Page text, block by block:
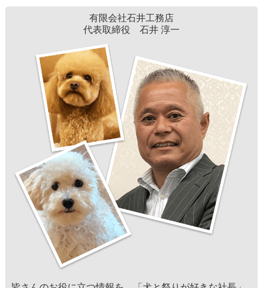
有限会社石井工務店
代表取締役 石井 淳一